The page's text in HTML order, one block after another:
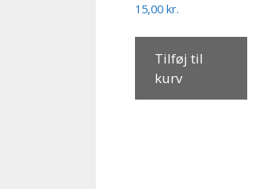
15,00 kr.
Tilføj til
kurv